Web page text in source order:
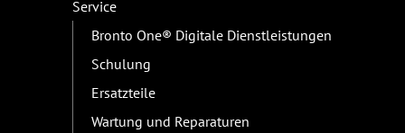
Service
Bronto One® Digitale Dienstleistungen
Schulung
Ersatzteile
Wartung und Reparaturen